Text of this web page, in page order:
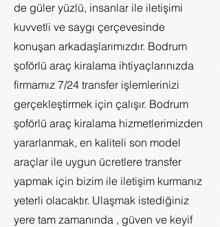
de güler yüzlü, insanlar ile iletişimi
kuvvetli ve saygı çerçevesinde
konuşan arkadaşlarımızdır. Bodrum
şoförlü araç kiralama ihtiyaçlarınızda
firmamız 7/24 transfer işlemlerinizi
gerçekleştirmek için çalışır. Bodrum
şoförlü araç kiralama hizmetlerimizden
yararlanmak, en kaliteli son model
araçlar ile uygun ücretlere transfer
yapmak için bizim ile iletişim kurmanız
yeterli olacaktır. Ulaşmak istediğiniz
yere tam zamanında , güven ve keyif